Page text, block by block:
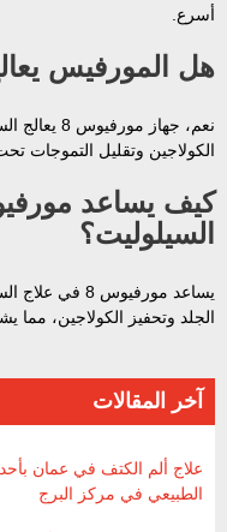
آخر المقالات
علاج ألم الكتف في عمان
الطبيعي في مركز البرج
أسرع.
هل المورفيس
نعم، جهاز
الكولاجين وتقليل التموجات
السيلوليت؟
يساعد
الجلد وتحفيز الكولاجين، مما